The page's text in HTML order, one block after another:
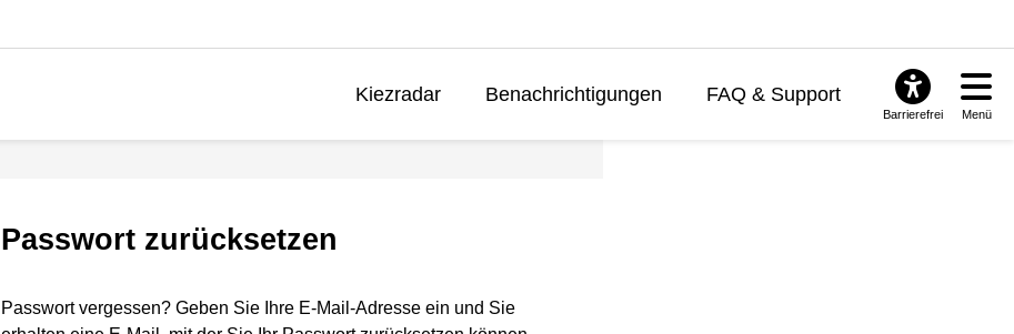
Kiezradar Benachrichtigungen FAQ & Support
Barrierefrei Menü
Passwort zurücksetzen
Passwort vergessen? Geben Sie Ihre E-Mail-Adresse ein und Sie